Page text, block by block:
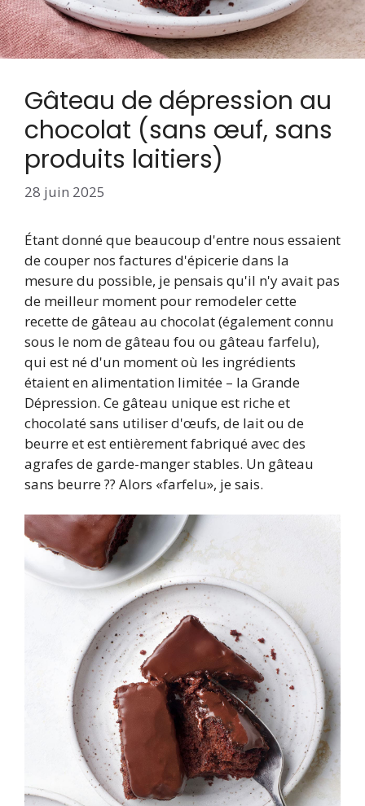
Gâteau de dépression au
chocolat (sans œuf, sans
produits laitiers)
28 juin 2025
Étant donné que beaucoup d'entre nous essaient
de couper nos factures d'épicerie dans la
mesure du possible, je pensais qu'il n'y avait pas
de meilleur moment pour remodeler cette
recette de gâteau au chocolat (également connu
sous le nom de gâteau fou ou gâteau farfelu),
qui est né d'un moment où les ingrédients
étaient en alimentation limitée – la Grande
Dépression. Ce gâteau unique est riche et
chocolaté sans utiliser d'œufs, de lait ou de
beurre et est entièrement fabriqué avec des
agrafes de garde-manger stables. Un gâteau
sans beurre ?? Alors «farfelu», je sais.